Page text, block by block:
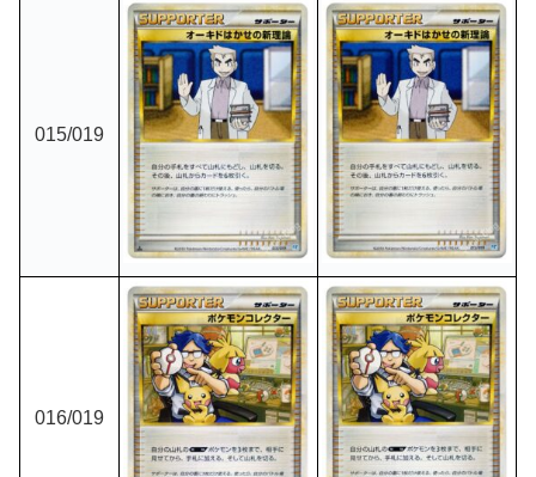
015/019
016/019